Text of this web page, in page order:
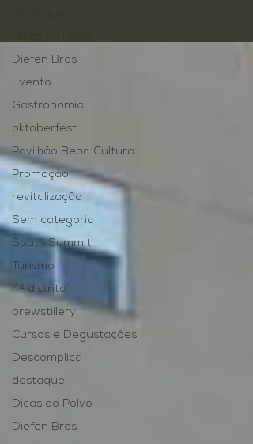
Diefen Bros
Evento
Gastronomia
oktoberfest
Pavilhão Beba Cultura
Promoção
revitalização
Sem categoria
South Summit
Turismo
4º distrito
brewstillery
Cursos e Degustações
Descomplica
destaque
Dicas do Polvo
Diefen Bros